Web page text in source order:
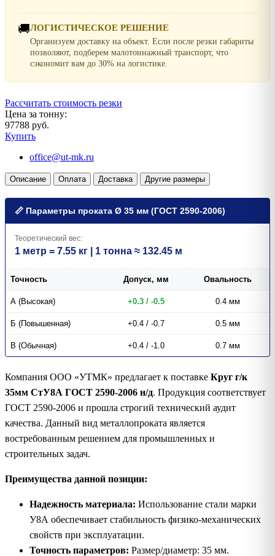
🚚ЛОГИСТИЧЕСКОЕ РЕШЕНИЕ
Организуем доставку на объект. Если после резки габариты
позволяют, подберем малотоннажный транспорт, что
сэкономит вам до 30% на логистике.
Рассчитать стоимость резки
Цена за тонну:
97788 руб.
Купить
office@ut-mk.ru
Описание Оплата Доставка Другие размеры
📏 Параметры проката Ø 35 мм (ГОСТ 2590-2006)
Теоретический вес:
1 метр = 7.55 кг | 1 тонна ≈ 132.45 м
Точность Допуск, мм Овальность
А (Высокая) +0.3 / -0.5 0.4 мм
Б (Повышенная) +0.4 / -0.7 0.5 мм
В (Обычная) +0.4 / -1.0 0.7 мм
Компания ООО «УТМК» предлагает к поставке Круг г/к
35мм СтУ8А ГОСТ 2590-2006 н/д. Продукция соответствует
ГОСТ 2590-2006 и прошла строгий технический аудит
качества. Данный вид металлопроката является
востребованным решением для промышленных и
строительных задач.
Преимущества данной позиции:
Надежность материала: Использование стали марки
У8А обеспечивает стабильность физико-механических
свойств при эксплуатации.
Точность параметров: Размер/диаметр: 35 мм.